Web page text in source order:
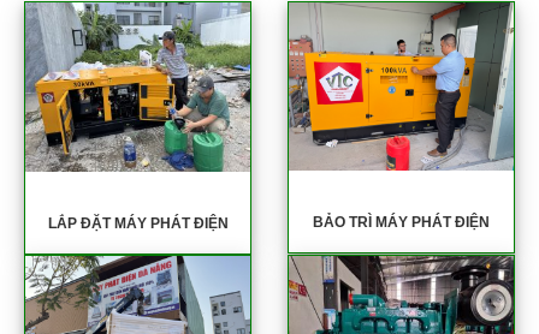
LẮP ĐẶT MÁY PHÁT ĐIỆN BẢO TRÌ MÁY PHÁT ĐIỆN